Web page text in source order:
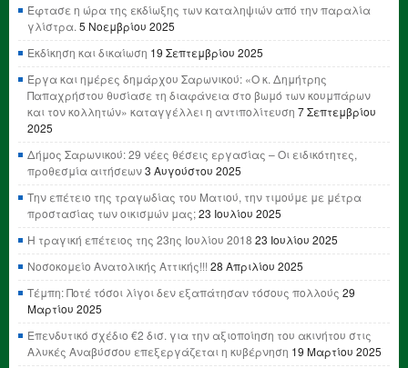
Έφτασε η ώρα της εκδίωξης των καταληψιών από την παραλία
γλίστρα. 5 Νοεμβρίου 2025
Εκδίκηση και δικαίωση 19 Σεπτεμβρίου 2025
Έργα και ημέρες δημάρχου Σαρωνικού: «Ο κ. Δημήτρης
Παπαχρήστου θυσίασε τη διαφάνεια στο βωμό των κουμπάρων
και τον κολλητών» καταγγέλλει η αντιπολίτευση 7 Σεπτεμβρίου
2025
Δήμος Σαρωνικού: 29 νέες θέσεις εργασίας – Οι ειδικότητες,
προθεσμία αιτήσεων3 Αυγούστου 2025
Την επέτειο της τραγωδίας του Ματιού, την τιμούμε με μέτρα
προστασίας των οικισμών μας;23 Ιουλίου 2025
Η τραγική επέτειος της 23ης Ιουλίου 2018 23 Ιουλίου 2025
Νοσοκομείο Ανατολικής Αττικής!!! 28 Απριλίου 2025
Τέμπη: Ποτέ τόσοι λίγοι δεν εξαπάτησαν τόσους πολλούς 29
Μαρτίου 2025
Επενδυτικό σχέδιο €2 δισ. για την αξιοποίηση του ακινήτου στις
Αλυκές Αναβύσσου επεξεργάζεται η κυβέρνηση 19 Μαρτίου 2025